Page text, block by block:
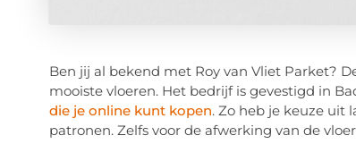
Ben jij al bekend met Roy van Vliet Parket?
mooiste vloeren. Het bedrijf is gevestigd in
die je online kunt kopen. Zo heb je keuze uit
patronen. Zelfs voor de afwerking van de